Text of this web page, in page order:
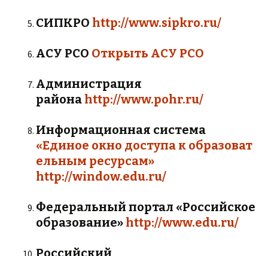
СИПКРО http://www.sipkro.ru/
АСУ РСО Открыть АСУ РСО
Администрация
района http://www.pohr.ru/
Информационная система
«Единое окно доступа к образоват
ельным ресурсам»
http://window.edu.ru/
Федеральный портал «Российское
образование» http://www.edu.ru/
Российский